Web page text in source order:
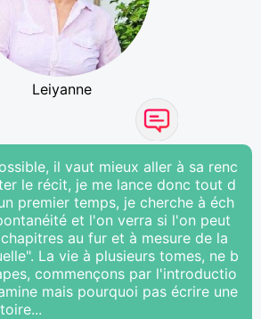
Leiyanne
il vaut mieux aller à sa renc
le récit, je me lance donc tout d
premier temps, je cherche à éch
et l'on verra si l'on peut
au fur et à mesure de la
La vie à plusieurs tomes, ne b
commençons par l'introductio
mais pourquoi pas écrire une